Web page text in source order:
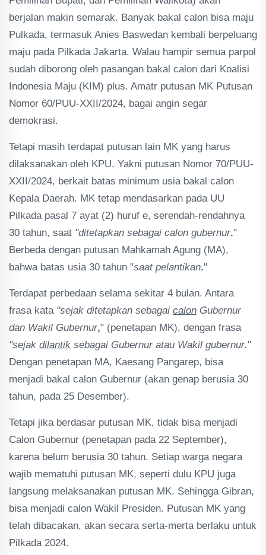
berjalan makin semarak. Banyak bakal calon bisa maju
Pulkada, termasuk Anies Baswedan kembali berpeluang
maju pada Pilkada Jakarta. Walau hampir semua parpol
sudah diborong oleh pasangan bakal calon dari Koalisi
Indonesia Maju (KIM) plus. Amatr putusan MK Putusan
Nomor 60/PUU-XXII/2024, bagai angin segar
demokrasi.
Tetapi masih terdapat putusan lain MK yang harus
dilaksanakan oleh KPU. Yakni putusan Nomor 70/PUU-
XXII/2024, berkait batas minimum usia bakal calon
Kepala Daerah. MK tetap mendasarkan pada UU
Pilkada pasal 7 ayat (2) huruf e, serendah-rendahnya
30 tahun, saat "ditetapkan sebagai calon gubernur."
Berbeda dengan putusan Mahkamah Agung (MA),
bahwa batas usia 30 tahun "saat pelantikan."
Terdapat perbedaan selama sekitar 4 bulan. Antara
frasa kata "sejak ditetapkan sebagai calon Gubernur
dan Wakil Gubernur," (penetapan MK), dengan frasa
"sejak dilantik sebagai Gubernur atau Wakil gubernur."
Dengan penetapan MA, Kaesang Pangarep, bisa
menjadi bakal calon Gubernur (akan genap berusia 30
tahun, pada 25 Desember).
Tetapi jika berdasar putusan MK, tidak bisa menjadi
Calon Gubernur (penetapan pada 22 September),
karena belum berusia 30 tahun. Setiap warga negara
wajib mematuhi putusan MK, seperti dulu KPU juga
langsung melaksanakan putusan MK. Sehingga Gibran,
bisa menjadi calon Wakil Presiden. Putusan MK yang
telah dibacakan, akan secara serta-merta berlaku untuk
Pilkada 2024.